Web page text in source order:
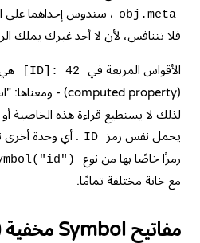
obj.meta
فلا تتنافس، لأن لا أحد غيرك يملك
الأقواس المربعة في [ID]: 42
(computed property) - ومعناها: "استخدم قيمة
لذلك لا يستطيع قراءة هذه الخاصية أو
يحمل نفس رمز
ID . أي وحدة
رمزًا خاصًا بها من نوع
مع خانة مختلفة تمامًا.
مفاتيح Symbol مخفية (في الغالب)